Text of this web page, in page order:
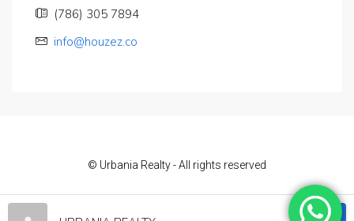
(786) 305 7894
info@houzez.co
© Urbania Realty - All rights reserved